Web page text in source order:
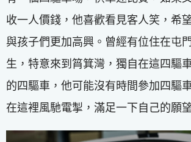
收一人價錢，他喜歡看見客人笑，希
與孩子們更加高興。曾經有位住在屯
生，特意來到筲箕灣，獨自在這四驅
的四驅車，他可能沒有時間參加四驅
在這裡風馳電掣，滿足一下自己的願